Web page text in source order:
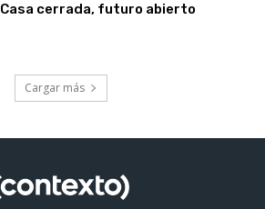
Casa cerrada, futuro abierto
Cargar más